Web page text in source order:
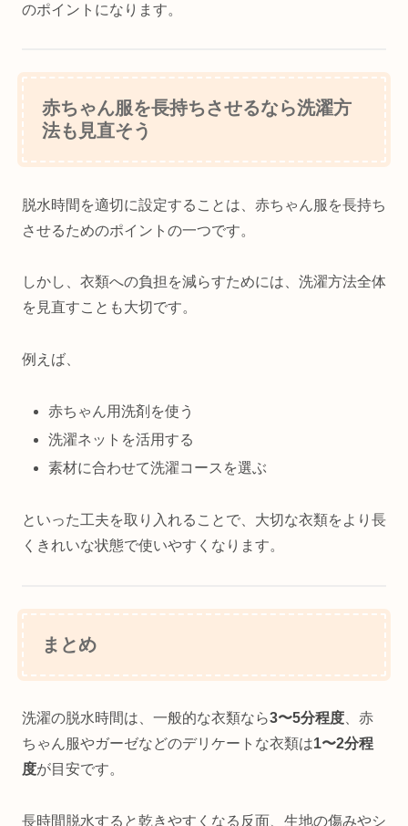
のポイントになります。
赤ちゃん服を長持ちさせるなら洗濯方
法も見直そう
脱水時間を適切に設定することは、赤ちゃん服を長持ち
させるためのポイントの一つです。
しかし、衣類への負担を減らすためには、洗濯方法全体
を見直すことも大切です。
例えば、
赤ちゃん用洗剤を使う
洗濯ネットを活用する
素材に合わせて洗濯コースを選ぶ
といった工夫を取り入れることで、大切な衣類をより長
くきれいな状態で使いやすくなります。
まとめ
洗濯の脱水時間は、一般的な衣類なら3〜5分程度 、赤
ちゃん服やガーゼなどのデリケートな衣類は1〜2分程
度が目安です。
長時間脱水すると乾きやすくなる反面、生地の傷みやシ